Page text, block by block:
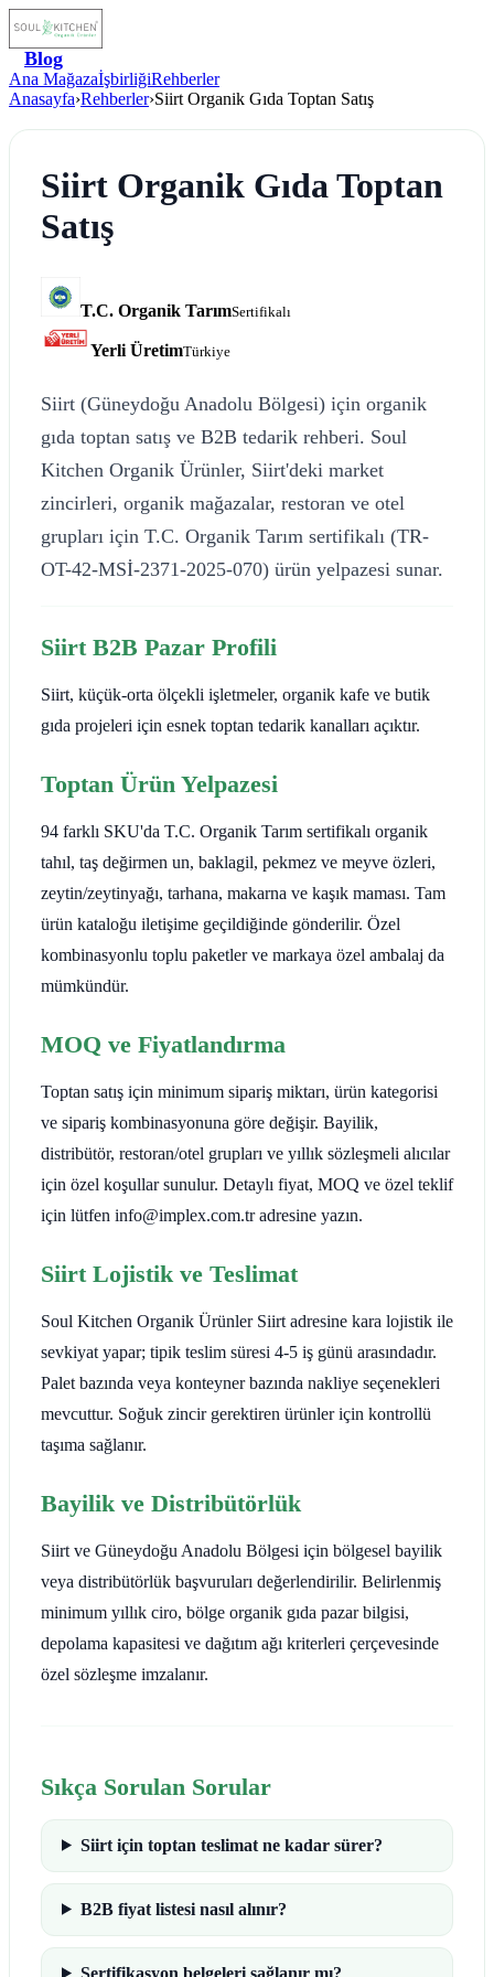
Blog
Ana MağazaİşbirliğiRehberler
Anasayfa›Rehberler›Siirt Organik Gıda Toptan Satış
Siirt Organik Gıda Toptan
Satış
T.C. Organik TarımSertifikalı
Yerli ÜretimTürkiye
Siirt (Güneydoğu Anadolu Bölgesi) için organik
gıda toptan satış ve B2B tedarik rehberi. Soul
Kitchen Organik Ürünler, Siirt'deki market
zincirleri, organik mağazalar, restoran ve otel
grupları için T.C. Organik Tarım sertifikalı (TR-
OT-42-MSİ-2371-2025-070) ürün yelpazesi sunar.
Siirt B2B Pazar Profili
Siirt, küçük-orta ölçekli işletmeler, organik kafe ve butik
gıda projeleri için esnek toptan tedarik kanalları açıktır.
Toptan Ürün Yelpazesi
94 farklı SKU'da T.C. Organik Tarım sertifikalı organik
tahıl, taş değirmen un, baklagil, pekmez ve meyve özleri,
zeytin/zeytinyağı, tarhana, makarna ve kaşık maması. Tam
ürün kataloğu iletişime geçildiğinde gönderilir. Özel
kombinasyonlu toplu paketler ve markaya özel ambalaj da
mümkündür.
MOQ ve Fiyatlandırma
Toptan satış için minimum sipariş miktarı, ürün kategorisi
ve sipariş kombinasyonuna göre değişir. Bayilik,
distribütör, restoran/otel grupları ve yıllık sözleşmeli alıcılar
için özel koşullar sunulur. Detaylı fiyat, MOQ ve özel teklif
için lütfen info@implex.com.tr adresine yazın.
Siirt Lojistik ve Teslimat
Soul Kitchen Organik Ürünler Siirt adresine kara lojistik ile
sevkiyat yapar; tipik teslim süresi 4-5 iş günü arasındadır.
Palet bazında veya konteyner bazında nakliye seçenekleri
mevcuttur. Soğuk zincir gerektiren ürünler için kontrollü
taşıma sağlanır.
Bayilik ve Distribütörlük
Siirt ve Güneydoğu Anadolu Bölgesi için bölgesel bayilik
veya distribütörlük başvuruları değerlendirilir. Belirlenmiş
minimum yıllık ciro, bölge organik gıda pazar bilgisi,
depolama kapasitesi ve dağıtım ağı kriterleri çerçevesinde
özel sözleşme imzalanır.
Sıkça Sorulan Sorular
Siirt için toptan teslimat ne kadar sürer?
B2B fiyat listesi nasıl alınır?
Sertifikasyon belgeleri sağlanır mı?